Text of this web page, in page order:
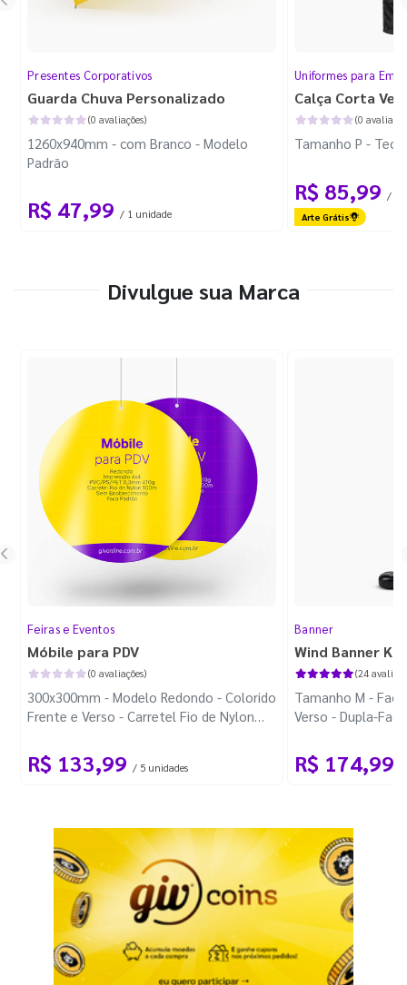
Presentes Corporativos
Guarda Chuva Personalizado
(0 avaliações)
1260x940mm - com Branco - Modelo
Padrão
R$ 47,99 / 1 unidade
Uniformes para
Calça Corta
(0
Tamanho P -
R$ 85,99 / 1
Arte Grátis
Divulgue sua Marca
Feiras e Eventos
Móbile para PDV
(0 avaliações)
300x300mm - Modelo Redondo - Colorido
Frente e Verso - Carretel Fio de Nylon
R$ 133,99 / 5 unidades
Banner
Wind Banner
(24
Tamanho M -
Verso - Dupla-
R$ 174,99